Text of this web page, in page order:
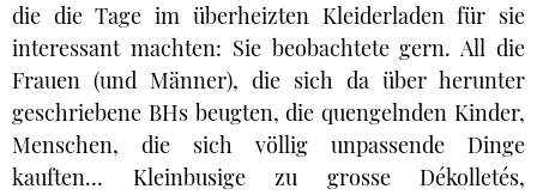
die die Tage im überheizten Kleiderladen für sie
interessant machten: Sie beobachtete gern. All die
Frauen (und Männer), die sich da über herunter
geschriebene BHs beugten, die quengelnden Kinder,
Menschen, die sich völlig unpassende Dinge
kauften… Kleinbusige zu grosse Dékolletés,